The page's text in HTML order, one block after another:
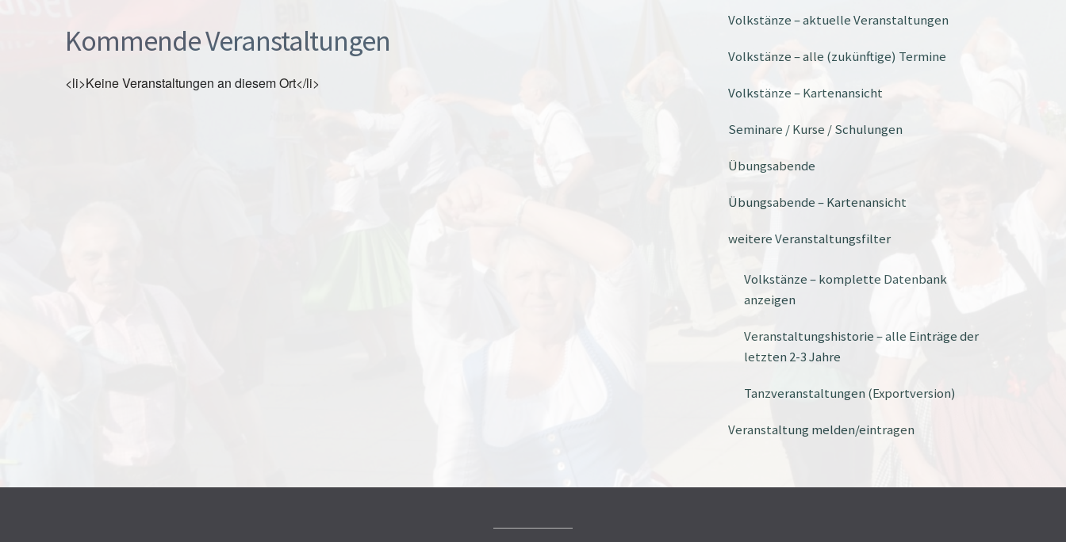
Kommende Veranstaltungen
<li>Keine Veranstaltungen an diesem Ort</li>
Volkstänze – aktuelle Veranstaltungen
Volkstänze – alle (zukünftige) Termine
Volkstänze – Kartenansicht
Seminare / Kurse / Schulungen
Übungsabende
Übungsabende – Kartenansicht
weitere Veranstaltungsfilter
Volkstänze – komplette Datenbank
anzeigen
Veranstaltungshistorie – alle Einträge der
letzten 2-3 Jahre
Tanzveranstaltungen (Exportversion)
Veranstaltung melden/eintragen